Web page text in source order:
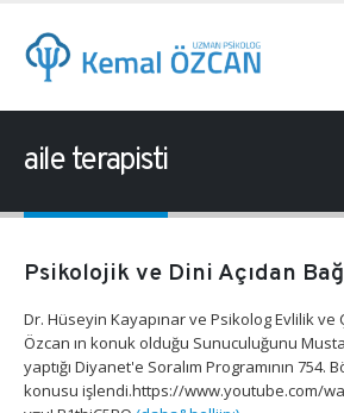
aile terapisti
Psikolojik ve Dini Açıdan
Dr. Hüseyin Kayapınar ve Psikolog Evlilik ve
Özcan ın konuk olduğu Sunuculuğunu
yaptığı Diyanet'e Soralım Programının 754.
konusu işlendi.https://www.youtube.com/